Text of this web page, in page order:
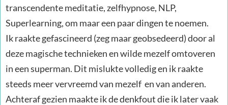
transcendente meditatie, zelfhypnose, NLP,
Superlearning, om maar een paar dingen te noemen.
Ik raakte gefascineerd (zeg maar geobsedeerd) door al
deze magische technieken en wilde mezelf omtoveren
in een superman. Dit mislukte volledig en ik raakte
steeds meer vervreemd van mezelf en van anderen.
Achteraf gezien maakte ik de denkfout die ik later vaak